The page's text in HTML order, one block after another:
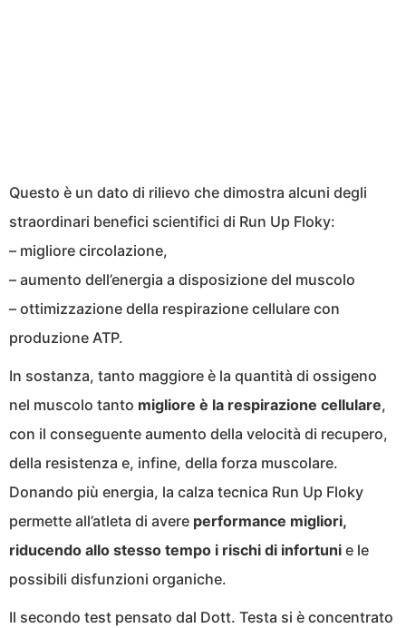
Questo è un dato di rilievo che dimostra alcuni degli
straordinari benefici scientifici di Run Up Floky:
– migliore circolazione,
– aumento dell’energia a disposizione del muscolo
– ottimizzazione della respirazione cellulare con
produzione ATP.
In sostanza, tanto maggiore è la quantità di ossigeno
nel muscolo tanto migliore è la respirazione cellulare,
con il conseguente aumento della velocità di recupero,
della resistenza e, infine, della forza muscolare.
Donando più energia, la calza tecnica Run Up Floky
permette all’atleta di avere performance migliori,
riducendo allo stesso tempo i rischi di infortuni e le
possibili disfunzioni organiche.
Il secondo test pensato dal Dott. Testa si è concentrato